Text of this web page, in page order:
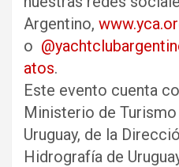
Argentino,
o
atos.
Este evento cuenta
Ministerio de
Uruguay, de la
Hidrografía de